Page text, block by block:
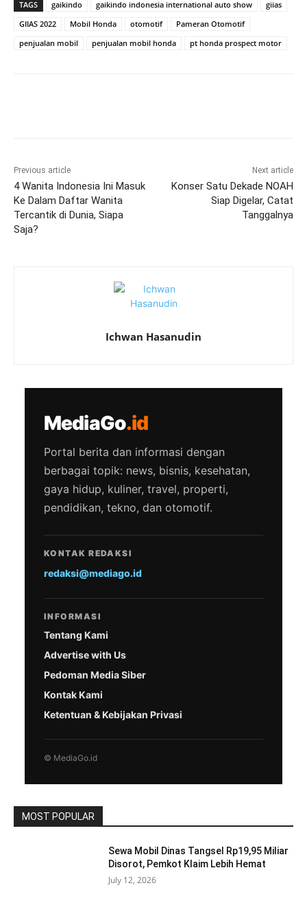
TAGS gaikindo gaikindo indonesia international auto show
giias
GIIAS 2022
Mobil Honda otomotif
Pameran Otomotif
penjualan mobil
penjualan mobil honda pt honda prospect motor
Previous article
4 Wanita Indonesia Ini Masuk
Ke Dalam Daftar Wanita
Tercantik di Dunia, Siapa
Saja?
Next article
Konser Satu Dekade NOAH
Siap Digelar, Catat
Tanggalnya
Ichwan Hasanudin
MediaGo.id
Portal berita dan informasi dengan
berbagai topik: news, bisnis, kesehatan,
gaya hidup, kuliner, travel, properti,
pendidikan, tekno, dan otomotif.
KONTAK REDAKSI
redaksi@mediago.id
INFORMASI
Tentang Kami
Advertise with Us
Pedoman Media Siber
Kontak Kami
Ketentuan & Kebijakan Privasi
© MediaGo.id
MOST POPULAR
Sewa Mobil Dinas Tangsel Rp19,95 Miliar
Disorot, Pemkot Klaim Lebih Hemat
July 12, 2026